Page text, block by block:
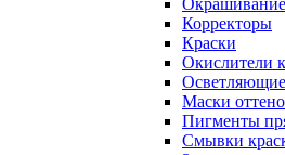
Окрашивание
Корректоры
Краски
Окислители
Маски
Пигменты
Смывки